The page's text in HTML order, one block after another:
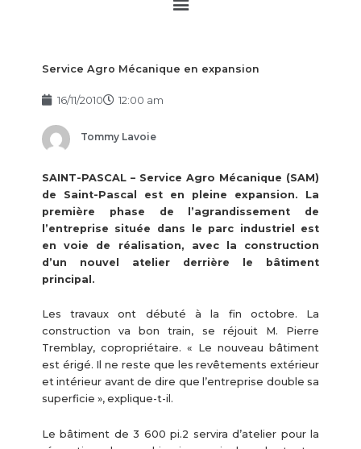
Service Agro Mécanique en expansion
16/11/2010 12:00 am
Tommy Lavoie
SAINT-PASCAL – Service Agro Mécanique (SAM)
de Saint-Pascal est en pleine expansion. La
première phase de l’agrandissement de
l’entreprise située dans le parc industriel est
en voie de réalisation, avec la construction
d’un nouvel atelier derrière le bâtiment
principal.
Les travaux ont débuté à la fin octobre. La
construction va bon train, se réjouit M. Pierre
Tremblay, copropriétaire. « Le nouveau bâtiment
est érigé. Il ne reste que les revêtements extérieur
et intérieur avant de dire que l’entreprise double sa
superficie », explique-t-il.
Le bâtiment de 3 600 pi.2 servira d’atelier pour la